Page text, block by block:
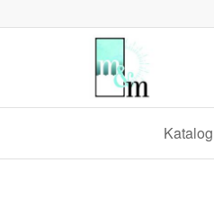
Katalog